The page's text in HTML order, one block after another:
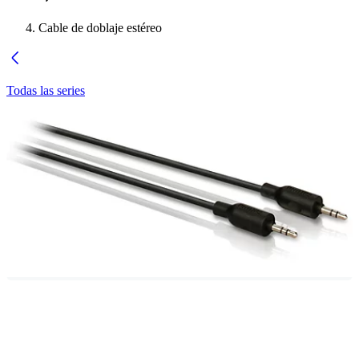
Cable de doblaje estéreo
Todas las series